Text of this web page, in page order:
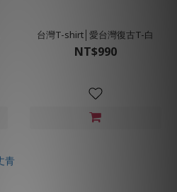
台灣T-shirt│愛台灣復古T-白
NT$990